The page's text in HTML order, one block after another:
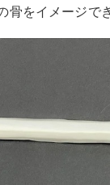
骨をイメージでき